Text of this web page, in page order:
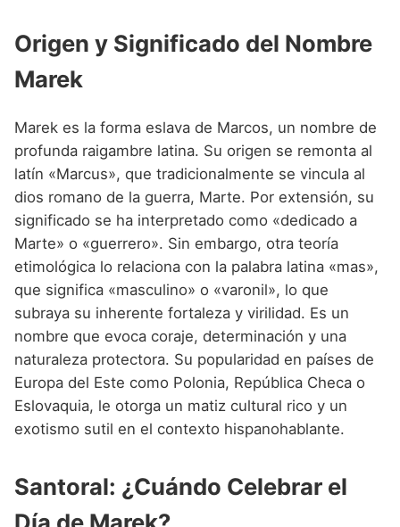
Nombres de niño que empiezan por Q
Nombres de niño que empiezan por S
Nombres de niño que empiezan por T
Nombres de niño que empiezan por U
Nombres de niño que empiezan por V
Nombres de niño que empiezan por W
Nombres de niño que empiezan por X
Nombres de niño que empiezan por Y
Nombres de niño que empiezan por Z
Nombres de Niño Rumanos
Origen y Significado del Nombre
Marek
Marek es la forma eslava de Marcos, un nombre de
profunda raigambre latina. Su origen se remonta al
latín «Marcus», que tradicionalmente se vincula al
dios romano de la guerra, Marte. Por extensión, su
significado se ha interpretado como «dedicado a
Marte» o «guerrero». Sin embargo, otra teoría
etimológica lo relaciona con la palabra latina «mas»,
que significa «masculino» o «varonil», lo que
subraya su inherente fortaleza y virilidad. Es un
nombre que evoca coraje, determinación y una
naturaleza protectora. Su popularidad en países de
Europa del Este como Polonia, República Checa o
Eslovaquia, le otorga un matiz cultural rico y un
exotismo sutil en el contexto hispanohablante.
Santoral: ¿Cuándo Celebrar el